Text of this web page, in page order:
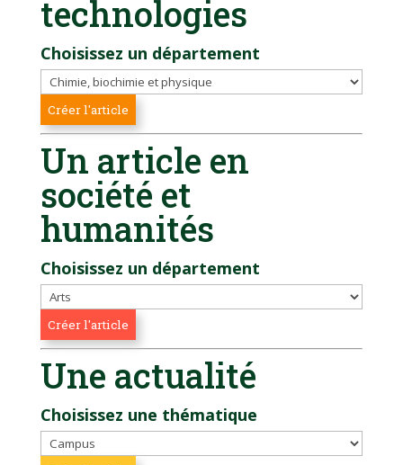
technologies
Choisissez un département
Un article en
société et
humanités
Choisissez un département
Une actualité
Choisissez une thématique